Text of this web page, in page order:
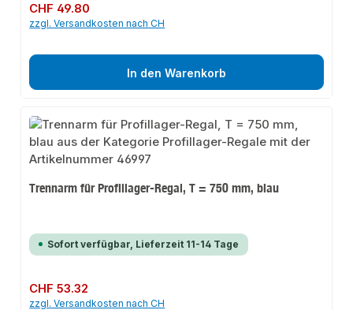
Regulärer Preis:
CHF 49.80
zzgl. Versandkosten nach CH
In den Warenkorb
Trennarm für Profillager-Regal, T = 750 mm, blau
Sofort verfügbar, Lieferzeit 11-14 Tage
Regulärer Preis:
CHF 53.32
zzgl. Versandkosten nach CH